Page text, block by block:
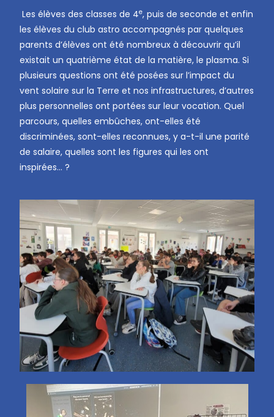
Les élèves des classes de 4e, puis de seconde et enfin
les élèves du club astro accompagnés par quelques
parents d’élèves ont été nombreux à découvrir qu’il
existait un quatrième état de la matière, le plasma. Si
plusieurs questions ont été posées sur l’impact du
vent solaire sur la Terre et nos infrastructures, d’autres
plus personnelles ont portées sur leur vocation. Quel
parcours, quelles embûches, ont-elles été
discriminées, sont-elles reconnues, y a-t-il une parité
de salaire, quelles sont les figures qui les ont
inspirées… ?